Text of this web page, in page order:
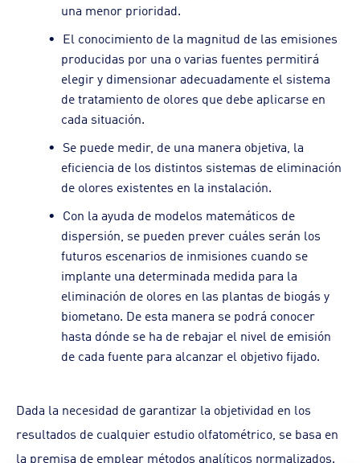
una menor prioridad.
El conocimiento de la magnitud de las emisiones
producidas por una o varias fuentes permitirá
elegir y dimensionar adecuadamente el sistema
de tratamiento de olores que debe aplicarse en
cada situación.
Se puede medir, de una manera objetiva, la
eficiencia de los distintos sistemas de eliminación
de olores existentes en la instalación.
Con la ayuda de modelos matemáticos de
dispersión, se pueden prever cuáles serán los
futuros escenarios de inmisiones cuando se
implante una determinada medida para la
eliminación de olores en las plantas de biogás y
biometano. De esta manera se podrá conocer
hasta dónde se ha de rebajar el nivel de emisión
de cada fuente para alcanzar el objetivo fijado.
Dada la necesidad de garantizar la objetividad en los
resultados de cualquier estudio olfatométrico, se basa en
la premisa de emplear métodos analíticos normalizados.